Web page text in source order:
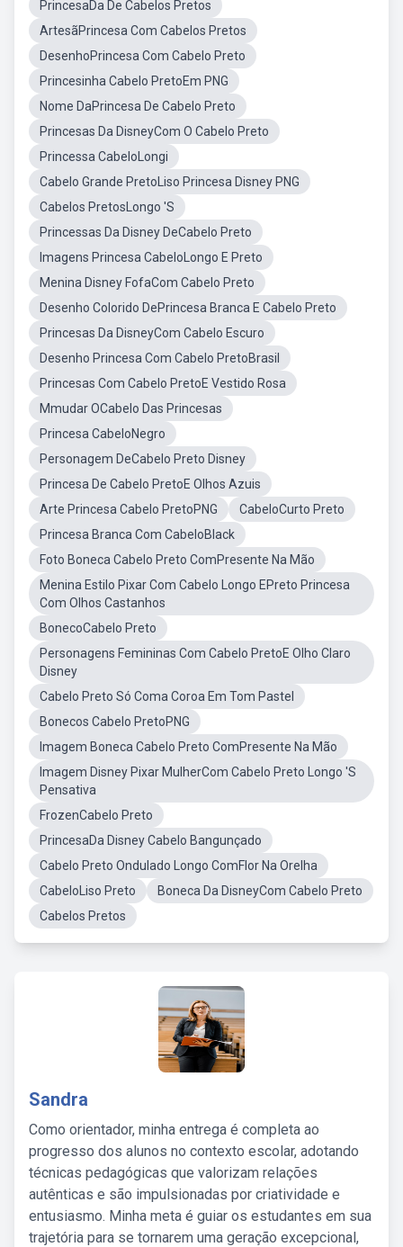
PrincesaDa De Cabelos Pretos
ArtesãPrincesa Com Cabelos Pretos
DesenhoPrincesa Com Cabelo Preto
Princesinha Cabelo PretoEm PNG
Nome DaPrincesa De Cabelo Preto
Princesas Da DisneyCom O Cabelo Preto
Princessa CabeloLongi
Cabelo Grande PretoLiso Princesa Disney PNG
Cabelos PretosLongo 'S
Princessas Da Disney DeCabelo Preto
Imagens Princesa CabeloLongo E Preto
Menina Disney FofaCom Cabelo Preto
Desenho Colorido DePrincesa Branca E Cabelo Preto
Princesas Da DisneyCom Cabelo Escuro
Desenho Princesa Com Cabelo PretoBrasil
Princesas Com Cabelo PretoE Vestido Rosa
Mmudar OCabelo Das Princesas
Princesa CabeloNegro
Personagem DeCabelo Preto Disney
Princesa De Cabelo PretoE Olhos Azuis
Arte Princesa Cabelo PretoPNG
CabeloCurto Preto
Princesa Branca Com CabeloBlack
Foto Boneca Cabelo Preto ComPresente Na Mão
Menina Estilo Pixar Com Cabelo Longo EPreto Princesa
Com Olhos Castanhos
BonecoCabelo Preto
Personagens Femininas Com Cabelo PretoE Olho Claro
Disney
Cabelo Preto Só Coma Coroa Em Tom Pastel
Bonecos Cabelo PretoPNG
Imagem Boneca Cabelo Preto ComPresente Na Mão
Imagem Disney Pixar MulherCom Cabelo Preto Longo 'S
Pensativa
FrozenCabelo Preto
PrincesaDa Disney Cabelo Bangunçado
Cabelo Preto Ondulado Longo ComFlor Na Orelha
CabeloLiso Preto
Boneca Da DisneyCom Cabelo Preto
Cabelos Pretos
Sandra
Como orientador, minha entrega é completa ao
progresso dos alunos no contexto escolar, adotando
técnicas pedagógicas que valorizam relações
autênticas e são impulsionadas por criatividade e
entusiasmo. Minha meta é guiar os estudantes em sua
trajetória para se tornarem uma geração excepcional,